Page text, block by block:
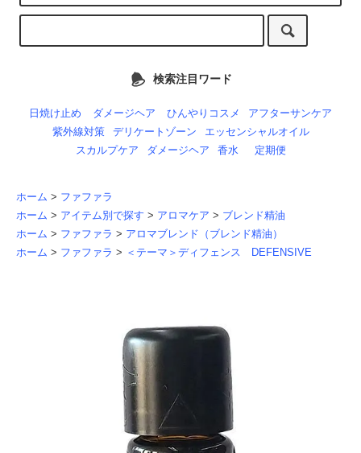
検索注目ワード
日焼け止め ダメージヘア ひんやりコスメ
アフターサンケア
紫外線対策
デリケートゾーン
エッセンシャルオイル
スカルプケア
ダメージヘア 香水 定期便
ホーム > ファファラ
ホーム > アイテム別で探す > アロマケア > ブレンド精油
ホーム > ファファラ > アロマブレンド（ブレンド精油）
ホーム > ファファラ > ＜テーマ＞ディフェンス DEFENSIVE